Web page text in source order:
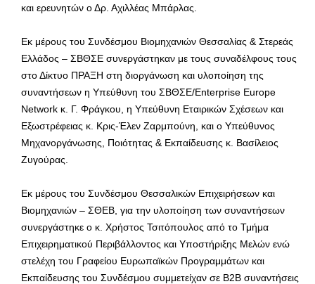
και ερευνητών ο Δρ. Αχιλλέας Μπάρλας.
Εκ μέρους του Συνδέσμου Βιομηχανιών Θεσσαλίας & Στερεάς
Ελλάδος – ΣΒΘΣΕ συνεργάστηκαν με τους συναδέλφους τους
στο Δίκτυο ΠΡΑΞΗ στη διοργάνωση και υλοποίηση της
συναντήσεων η Υπεύθυνη του ΣΒΘΣΕ/Enterprise Europe
Network κ. Γ. Φράγκου, η Υπεύθυνη Εταιρικών Σχέσεων και
Εξωστρέφειας κ. Κρις-Έλεν Ζαρμπούνη, και ο Υπεύθυνος
Μηχανοργάνωσης, Ποιότητας & Εκπαίδευσης κ. Βασίλειος
Ζυγούρας.
Εκ μέρους του Συνδέσμου Θεσσαλικών Επιχειρήσεων και
Βιομηχανιών – ΣΘΕΒ, για την υλοποίηση των συναντήσεων
συνεργάστηκε ο κ. Χρήστος Τσιτόπουλος από το Τμήμα
Επιχειρηματικού Περιβάλλοντος και Υποστήριξης Μελών ενώ
στελέχη του Γραφείου Ευρωπαϊκών Προγραμμάτων και
Εκπαίδευσης του Συνδέσμου συμμετείχαν σε B2B συναντήσεις